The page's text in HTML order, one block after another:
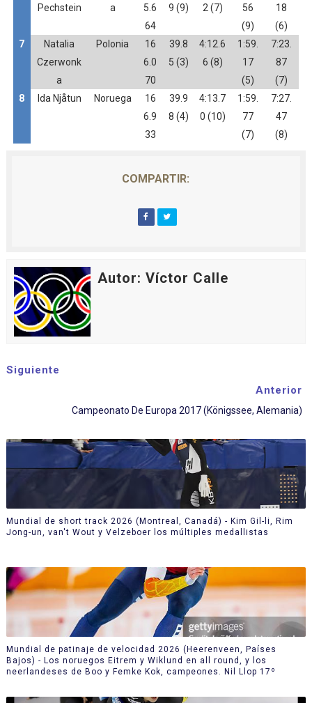
Pechstein a
5.6
64
9 (9) 2 (7)
56
(9)
18
(6)
7
Natalia
Czerwonk
a
Polonia
16
6.0
70
39.8
5 (3)
4:12.6
6 (8)
1:59.
17
(5)
7:23.
87
(7)
8
Ida Njåtun Noruega
16
6.9
33
39.9
8 (4)
4:13.7
0 (10)
1:59.
77
(7)
7:27.
47
(8)
COMPARTIR:
Autor: Víctor Calle
Siguiente
Anterior
Campeonato De Europa 2017 (Königssee, Alemania)
Mundial de short track 2026 (Montreal, Canadá) - Kim Gil-li, Rim
Jong-un, van't Wout y Velzeboer los múltiples medallistas
Mundial de patinaje de velocidad 2026 (Heerenveen, Países
Bajos) - Los noruegos Eitrem y Wiklund en all round, y los
neerlandeses de Boo y Femke Kok, campeones. Nil Llop 17º